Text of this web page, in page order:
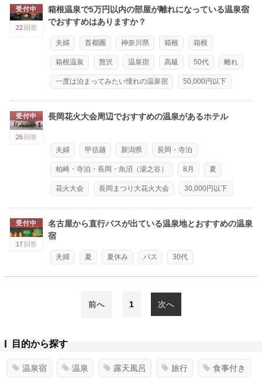
受付中
22 回答
箱根温泉で5万円以内の部屋が離れになっている温泉宿
でおすすめはありますか？
夫婦 首都圏 神奈川県 箱根 箱根
箱根温泉 贅沢 温泉宿 高級 50代 離れ
一度は泊まってみたい憧れの温泉宿 50,000円以下
受付中
26 回答
長岡花火大会周辺でおすすめの温泉があるホテル
夫婦 甲信越 新潟県 長岡・寺泊
柏崎・寺泊・長岡・魚沼（湯之谷） 8月 夏
花火大会 長岡まつり大花火大会 30,000円以下
受付中
17 回答
名古屋から直行バスが出ている温泉地とおすすめの温泉
宿
夫婦 夏 夏休み バス 30代
前へ 1 次へ
目的から探す
温泉宿 温泉 露天風呂 旅行 食事付き